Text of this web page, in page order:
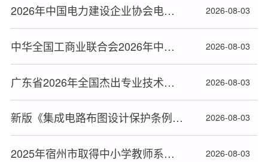
2026年中国电力建设企业协会电力建设科研项目立项名单公布 2026-08-03
中华全国工商业联合会2026年中华技能大奖和全国技术能手推荐人选名单公布 2026-08-03
广东省2026年全国杰出专业技术人才和中华技能大奖推荐对象名单公布 2026-08-03
新版《集成电路布图设计保护条例》2026年10月15日起施行 2026-08-03
2025年宿州市取得中小学教师系列高级专业技术资格人员名单 2026-08-03